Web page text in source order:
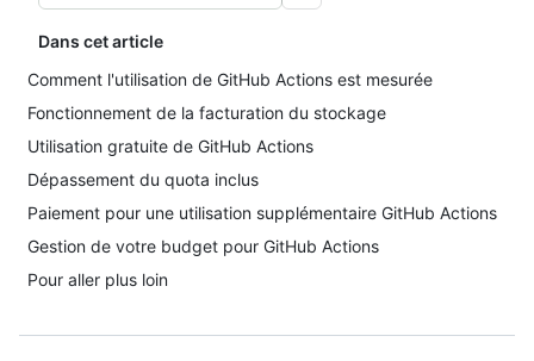
Dans cet article
Comment l'utilisation de GitHub Actions est mesurée
Fonctionnement de la facturation du stockage
Utilisation gratuite de GitHub Actions
Dépassement du quota inclus
Paiement pour une utilisation supplémentaire GitHub Actions
Gestion de votre budget pour GitHub Actions
Pour aller plus loin